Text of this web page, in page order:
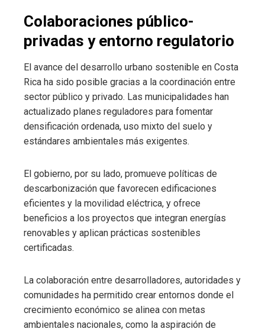
Colaboraciones público-
privadas y entorno regulatorio
El avance del desarrollo urbano sostenible en Costa
Rica ha sido posible gracias a la coordinación entre
sector público y privado. Las municipalidades han
actualizado planes reguladores para fomentar
densificación ordenada, uso mixto del suelo y
estándares ambientales más exigentes.
El gobierno, por su lado, promueve políticas de
descarbonización que favorecen edificaciones
eficientes y la movilidad eléctrica, y ofrece
beneficios a los proyectos que integran energías
renovables y aplican prácticas sostenibles
certificadas.
La colaboración entre desarrolladores, autoridades y
comunidades ha permitido crear entornos donde el
crecimiento económico se alinea con metas
ambientales nacionales, como la aspiración de